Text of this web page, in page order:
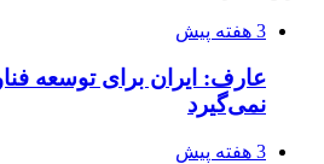
3 هفته پیش
عارف: ایران برای توسعه
نمی‌گیرد
3 هفته پیش